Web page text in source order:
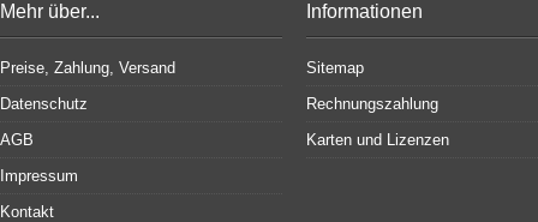
Mehr über...
Preise, Zahlung, Versand
Datenschutz
AGB
Impressum
Kontakt
Informationen
Sitemap
Rechnungszahlung
Karten und Lizenzen